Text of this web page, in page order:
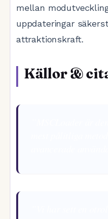
mellan
uppdateringar
attraktionskraft.
Källor &